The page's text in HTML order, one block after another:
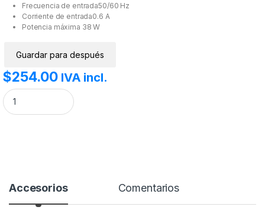
Frecuencia de entrada50/60 Hz
Corriente de entrada0.6 A
Potencia máxima 38 W
Guardar para después
$254.00 IVA incl.
Cargador USB Dúplex Energon Prime CP38W Acteck cantidad
Accesorios Comentarios